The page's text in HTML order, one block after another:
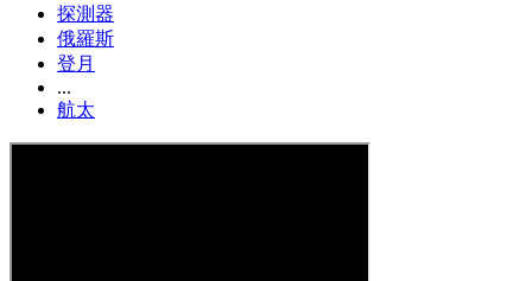
探測器
俄羅斯
登月
...
航太